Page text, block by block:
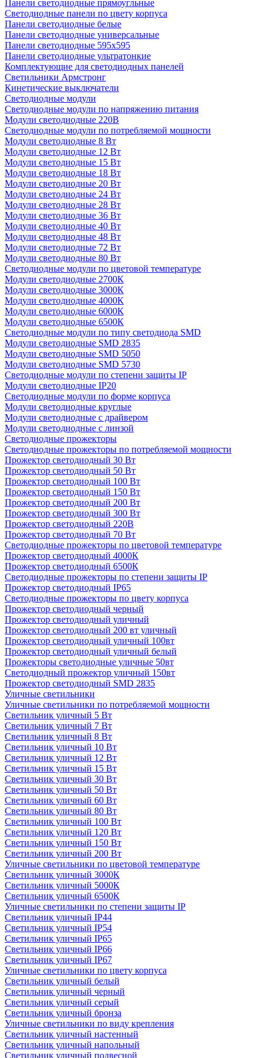
Панели светодиодные прямоугльные
Светодиодные панели по цвету корпуса
Панели светодиодные белые
Панели светодиодные универсальные
Панели светодиодные 595х595
Панели светодиодные ультратонкие
Комплектующие для светодиодных панелей
Светильники Армстронг
Кинетические выключатели
Светодиодные модули
Светодиодные модули по напряжению питания
Модули светодиодные 220В
Светодиодные модули по потребляемой мощности
Модули светодиодные 8 Вт
Модули светодиодные 12 Вт
Модули светодиодные 15 Вт
Модули светодиодные 18 Вт
Модули светодиодные 20 Вт
Модули светодиодные 24 Вт
Модули светодиодные 28 Вт
Модули светодиодные 36 Вт
Модули светодиодные 40 Вт
Модули светодиодные 48 Вт
Модули светодиодные 72 Вт
Модули светодиодные 80 Вт
Светодиодные модули по цветовой температуре
Модули светодиодные 2700К
Модули светодиодные 3000К
Модули светодиодные 4000К
Модули светодиодные 6000К
Модули светодиодные 6500К
Светодиодные модули по типу светодиода SMD
Модули светодиодные SMD 2835
Модули светодиодные SMD 5050
Модули светодиодные SMD 5730
Светодиодные модули по степени защиты IP
Модули светодиодные IP20
Светодиодные модули по форме корпуса
Модули светодиодные круглые
Модули светодиодные с драйвером
Модули светодиодные с линзой
Светодиодные прожекторы
Светодиодные прожекторы по потребляемой мощности
Прожектор светодиодный 30 Вт
Прожектор светодиодный 50 Вт
Прожектор светодиодный 100 Вт
Прожектор светодиодный 150 Вт
Прожектор светодиодный 200 Вт
Прожектор светодиодный 300 Вт
Прожектор светодиодный 220В
Прожектор светодиодный 70 Вт
Светодиодные прожекторы по цветовой температуре
Прожектор светодиодный 4000К
Прожектор светодиодный 6500К
Светодиодные прожекторы по степени защиты IP
Прожектор светодиодный IP65
Светодиодные прожекторы по цвету корпуса
Прожектор светодиодный черный
Прожектор светодиодный уличный
Прожектор светодиодный 200 вт уличный
Прожектор светодиодный уличный 100вт
Прожектор светодиодный уличный белый
Прожекторы светодиодные уличные 50вт
Светодиодный прожектор уличный 150вт
Прожектор светодиодный SMD 2835
Уличные светильники
Уличные светильники по потребляемой мощности
Светильник уличный 5 Вт
Светильник уличный 7 Вт
Светильник уличный 8 Вт
Светильник уличный 10 Вт
Светильник уличный 12 Вт
Светильник уличный 15 Вт
Светильник уличный 30 Вт
Светильник уличный 50 Вт
Светильник уличный 60 Вт
Светильник уличный 80 Вт
Светильник уличный 100 Вт
Светильник уличный 120 Вт
Светильник уличный 150 Вт
Светильник уличный 200 Вт
Уличные светильники по цветовой температуре
Cветильник уличный 3000К
Cветильник уличный 5000К
Cветильник уличный 6500К
Уличные светильники по степени защиты IP
Светильник уличный IP44
Светильник уличный IP54
Светильник уличный IP65
Светильник уличный IP66
Светильник уличный IP67
Уличные светильники по цвету корпуса
Светильник уличный белый
Светильник уличный черный
Светильник уличный серый
Светильник уличный бронза
Уличные светильники по виду крепления
Светильник уличный настенный
Светильник уличный напольный
Светильник уличный подвесной